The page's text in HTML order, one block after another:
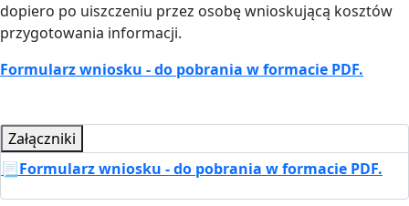
dopiero po uiszczeniu przez osobę wnioskującą kosztów
przygotowania informacji.
Formularz wniosku - do pobrania w formacie PDF.
Załączniki
📃Formularz wniosku - do pobrania w formacie PDF.